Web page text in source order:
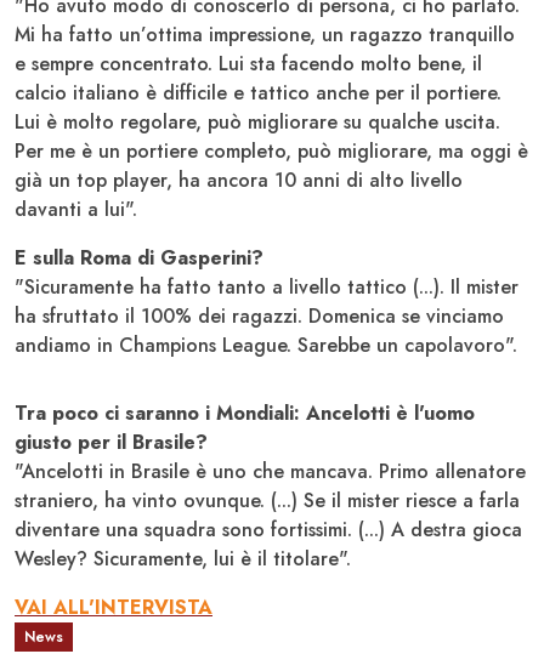
Mi ha fatto un’ottima impressione, un ragazzo tranquillo
e sempre concentrato. Lui sta facendo molto bene, il
calcio italiano è difficile e tattico anche per il portiere.
Lui è molto regolare, può migliorare su qualche uscita.
Per me è un portiere completo, può migliorare, ma oggi è
già un top player, ha ancora 10 anni di alto livello
davanti a lui".
E sulla Roma di Gasperini?
"Sicuramente ha fatto tanto a livello tattico (...). Il mister
ha sfruttato il 100% dei ragazzi. Domenica se vinciamo
andiamo in Champions League. Sarebbe un capolavoro".
Tra poco ci saranno i Mondiali: Ancelotti è l'uomo
giusto per il Brasile?
"Ancelotti in Brasile è uno che mancava. Primo allenatore
straniero, ha vinto ovunque. (...) Se il mister riesce a farla
diventare una squadra sono fortissimi. (...) A destra gioca
Wesley? Sicuramente, lui è il titolare".
VAI ALL'INTERVISTA
News